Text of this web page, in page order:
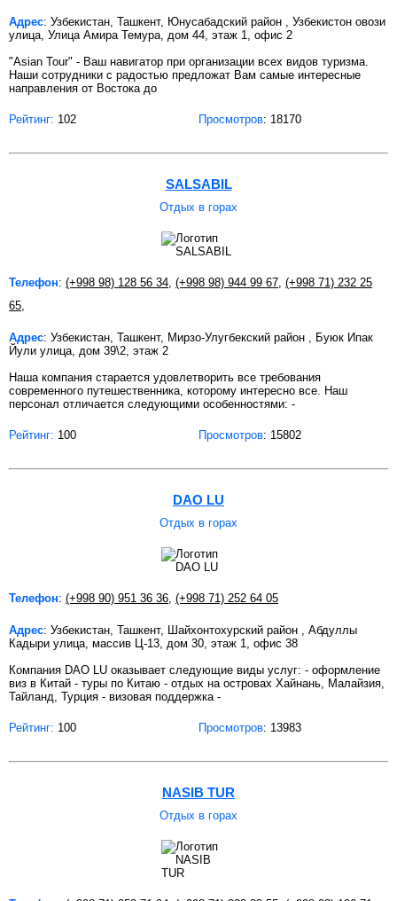
Адрес: Узбекистан, Ташкент, Юнусабадский район , Узбекистон овози
улица, Улица Амира Темура, дом 44, этаж 1, офис 2
"Asian Tour" - Ваш навигатор при организации всех видов туризма.
Наши сотрудники с радостью предложат Вам самые интересные
направления от Востока до
Рейтинг: 102 Просмотров: 18170
SALSABIL
Отдых в горах
Телефон: (+998 98) 128 56 34 (+998 98) 944 99 67 (+998 71) 232 25
65
Адрес: Узбекистан, Ташкент, Мирзо-Улугбекский район , Буюк Ипак
Йули улица, дом 39\2, этаж 2
Наша компания старается удовлетворить все требования
современного путешественника, которому интересно все. Наш
персонал отличается следующими особенностями: -
Рейтинг: 100 Просмотров: 15802
DAO LU
Отдых в горах
Телефон: (+998 90) 951 36 36 (+998 71) 252 64 05
Адрес: Узбекистан, Ташкент, Шайхонтохурский район , Абдуллы
Кадыри улица, массив Ц-13, дом 30, этаж 1, офис 38
Компания DAO LU оказывает следующие виды услуг: - оформление
виз в Китай - туры по Китаю - oтдых на островах Хайнань, Малайзия,
Тайланд, Турция - визовая поддержка -
Рейтинг: 100 Просмотров: 13983
NASIB TUR
Отдых в горах